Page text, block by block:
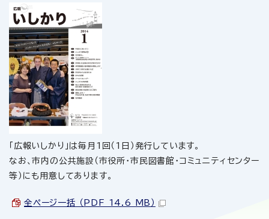
「広報いしかり」は毎月1回（1日）発行しています。
なお、市内の公共施設（市役所・市民図書館・コミュニティセンター
等）にも用意してあります。
全ページ一括 （PDF 14.6 MB）